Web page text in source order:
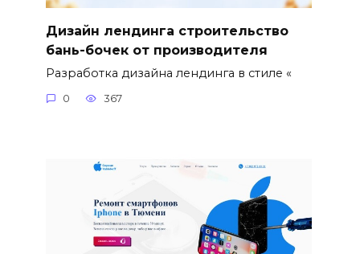
Дизайн лендинга строительство
бань-бочек от производителя
Разработка дизайна лендинга в стиле «
0 367